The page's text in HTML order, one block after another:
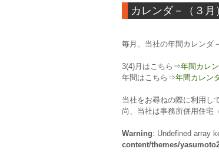
カレンダ－（３月
毎月、当社の年間カレンダ
3(4)月はこちら⇒年間カレ
年間はこちら⇒年間カレン
当社をお尋ねの際に利用し
尚、当社は事務所併用住宅
Warning: Undefined array
content/themes/